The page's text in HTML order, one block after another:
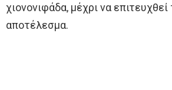
χιονονιφάδα, μέχρι να επιτευχθεί
αποτέλεσμα.